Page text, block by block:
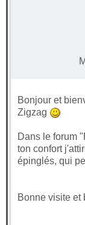
Bonjour et
Zigzag
Dans le forum
ton confort
épinglés, qui
Bonne visite et